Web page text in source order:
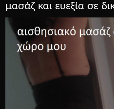
μασάζ και ευεξία σε